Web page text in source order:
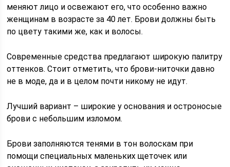
меняют лицо и освежают его, что особенно важно
женщинам в возрасте за 40 лет. Брови должны быть
по цвету такими же, как и волосы.
Современные средства предлагают широкую палитру
оттенков. Стоит отметить, что брови-ниточки давно
не в моде, да и в целом почти никому не идут.
Лучший вариант – широкие у основания и остроносые
брови с небольшим изломом.
Брови заполняются тенями в тон волоскам при
помощи специальных маленьких щеточек или